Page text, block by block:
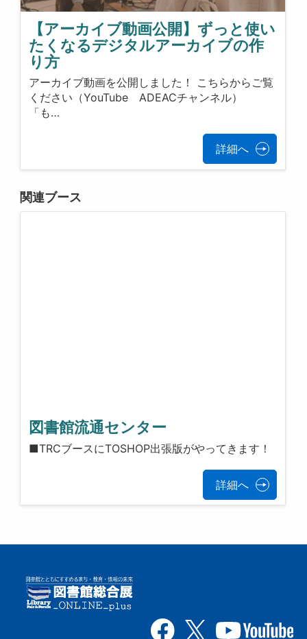
【アーカイブ動画公開】ずっと使い
たくなるデジタルアーカイブの作
り方
アーカイブ動画を公開しました！ こちらからご覧
ください（YouTube ADEACチャンネル）
「も…
詳細へ
関連ブース
図書館流通センター
■TRCブースにTOSHOP出張版がやってきます！
詳細へ